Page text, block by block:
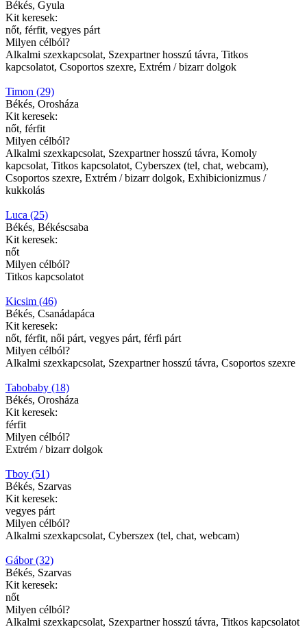
Békés, Gyula
Kit keresek:
nőt, férfit, vegyes párt
Milyen célból?
Alkalmi szexkapcsolat, Szexpartner hosszú távra, Titkos
kapcsolatot, Csoportos szexre, Extrém / bizarr dolgok
Timon (29)
Békés, Orosháza
Kit keresek:
nőt, férfit
Milyen célból?
Alkalmi szexkapcsolat, Szexpartner hosszú távra, Komoly
kapcsolat, Titkos kapcsolatot, Cyberszex (tel, chat, webcam),
Csoportos szexre, Extrém / bizarr dolgok, Exhibicionizmus /
kukkolás
Luca (25)
Békés, Békéscsaba
Kit keresek:
nőt
Milyen célból?
Titkos kapcsolatot
Kicsim (46)
Békés, Csanádapáca
Kit keresek:
nőt, férfit, női párt, vegyes párt, férfi párt
Milyen célból?
Alkalmi szexkapcsolat, Szexpartner hosszú távra, Csoportos szexre
Tabobaby (18)
Békés, Orosháza
Kit keresek:
férfit
Milyen célból?
Extrém / bizarr dolgok
Tboy (51)
Békés, Szarvas
Kit keresek:
vegyes párt
Milyen célból?
Alkalmi szexkapcsolat, Cyberszex (tel, chat, webcam)
Gábor (32)
Békés, Szarvas
Kit keresek:
nőt
Milyen célból?
Alkalmi szexkapcsolat, Szexpartner hosszú távra, Titkos kapcsolatot